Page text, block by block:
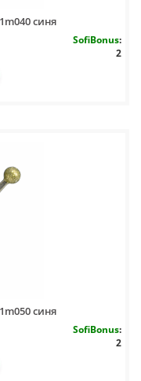
синя
SofiBonus:
2
синя
SofiBonus:
2